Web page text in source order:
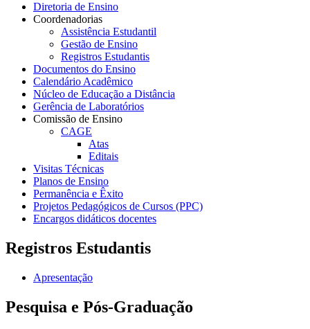
Diretoria de Ensino
Coordenadorias
Assistência Estudantil
Gestão de Ensino
Registros Estudantis
Documentos do Ensino
Calendário Acadêmico
Núcleo de Educação a Distância
Gerência de Laboratórios
Comissão de Ensino
CAGE
Atas
Editais
Visitas Técnicas
Planos de Ensino
Permanência e Êxito
Projetos Pedagógicos de Cursos (PPC)
Encargos didáticos docentes
Registros Estudantis
Apresentação
Pesquisa e Pós-Graduação